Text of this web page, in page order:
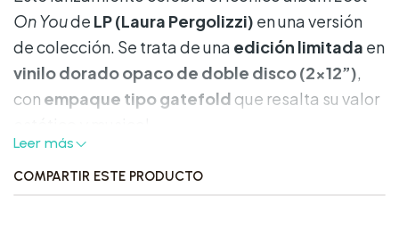
On Youde LP (Laura Pergolizzi) en una versión
de colección. Se trata de una edición limitada en
vinilo dorado opaco de doble disco (2×12”),
con empaque tipo gatefold que resalta su valor
Características destacadas:
Leer más
COMPARTIR ESTE PRODUCTO